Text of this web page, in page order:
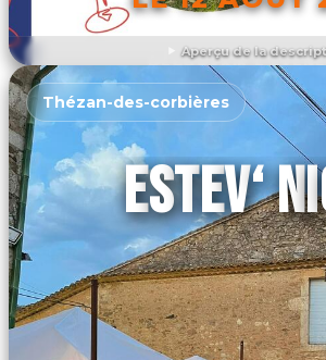
Aperçu de la
DÉCOUVRIR
Thézan-des-corbières
ESTEV‘